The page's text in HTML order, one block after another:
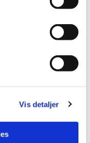
Vis detaljer